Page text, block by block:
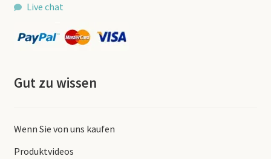
Live chat
Gut zu wissen
Wenn Sie von uns kaufen
Produktvideos